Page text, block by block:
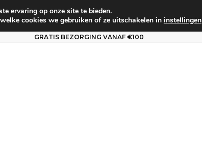
Babyverzorging Persoonlijke verzorging
GRATIS BEZORGING VANAF €100
ervaring op onze site te bieden.
cookies we gebruiken of ze uitschakelen in instellingen